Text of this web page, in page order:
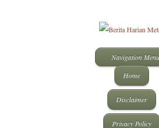
Navigation Menu
Home
Disclaimer
Privacy Policy